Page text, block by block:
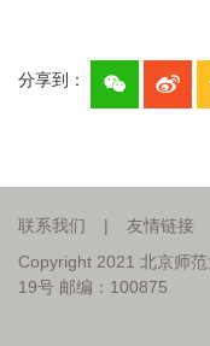
分享到：
联系我们 | 友情链接
Copyright 2021 北京师
19号 邮编：100875